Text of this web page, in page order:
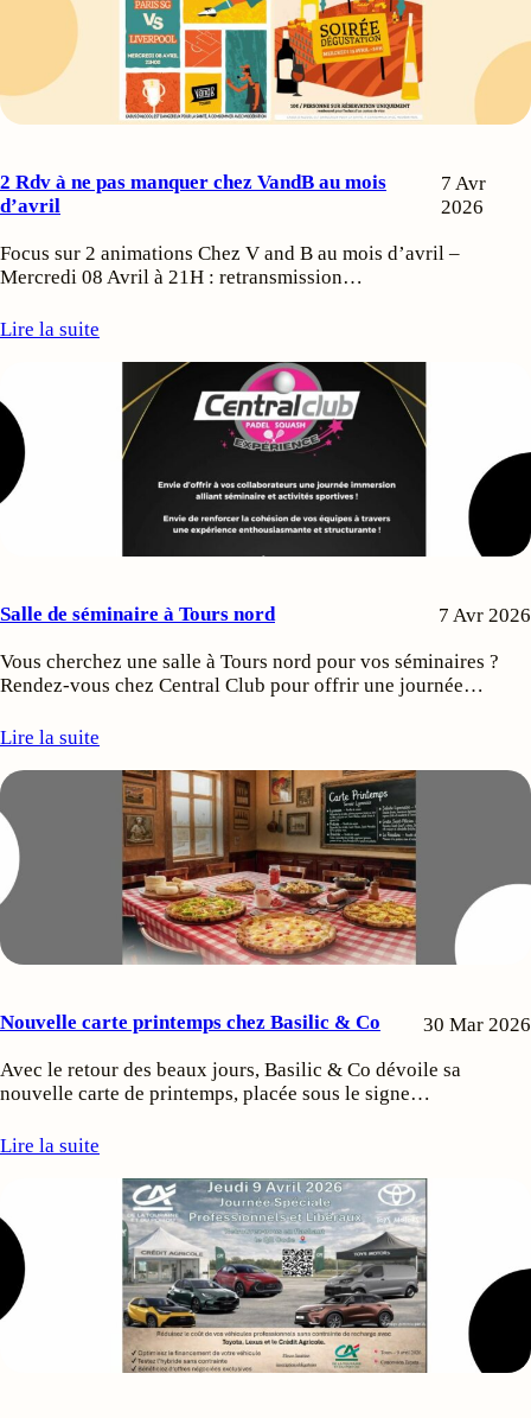
2 Rdv à ne pas manquer chez VandB au mois
d’avril
7 Avr
2026
Focus sur 2 animations Chez V and B au mois d’avril –
Mercredi 08 Avril à 21H : retransmission…
Lire la suite
Salle de séminaire à Tours nord 7 Avr 2026
Vous cherchez une salle à Tours nord pour vos séminaires ?
Rendez-vous chez Central Club pour offrir une journée…
Lire la suite
Nouvelle carte printemps chez Basilic & Co 30 Mar 2026
Avec le retour des beaux jours, Basilic & Co dévoile sa
nouvelle carte de printemps, placée sous le signe…
Lire la suite